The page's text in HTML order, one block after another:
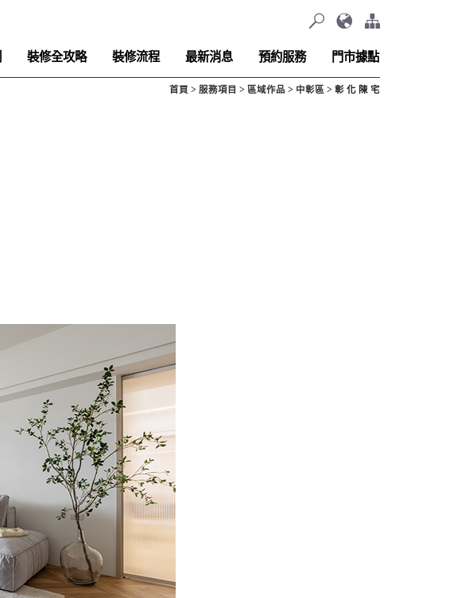
裝修全攻略 裝修流程 最新消息 預約服務 門市據點
首頁 服務項目 區域作品 中彰區 彰 化 陳 宅